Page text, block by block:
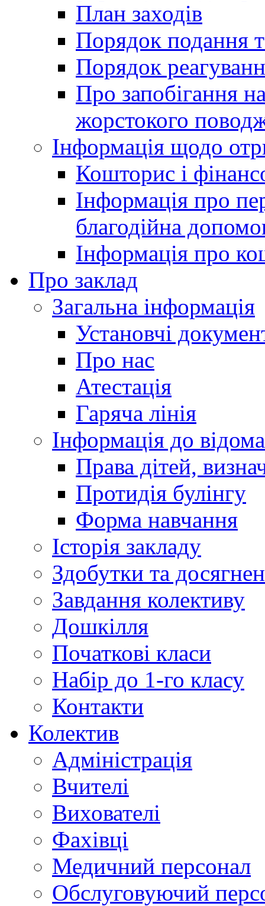
План заходів
Порядок подання
Порядок
Про запобігання
жорстокого
Інформація щодо
Кошторис і
Інформація про
благодійна
Інформація про
Про заклад
Загальна інформація
Установчі
Про нас
Атестація
Гаряча лінія
Інформація до відома
Права дітей,
Протидія булінгу
Форма навчання
Історія закладу
Здобутки та
Завдання колективу
Дошкілля
Початкові класи
Набір до 1-го класу
Контакти
Колектив
Адміністрація
Вчителі
Вихователі
Фахівці
Медичний персонал
Обслуговуючий